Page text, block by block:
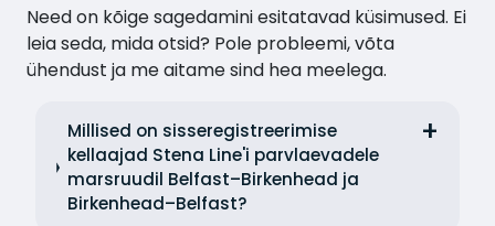
Need on kõige sagedamini esitatavad küsimused. Ei
leia seda, mida otsid? Pole probleemi, võta
ühendust ja me aitame sind hea meelega.
Millised on sisseregistreerimise
kellaajad Stena Line'i parvlaevadele
marsruudil Belfast–Birkenhead ja
Birkenhead–Belfast?